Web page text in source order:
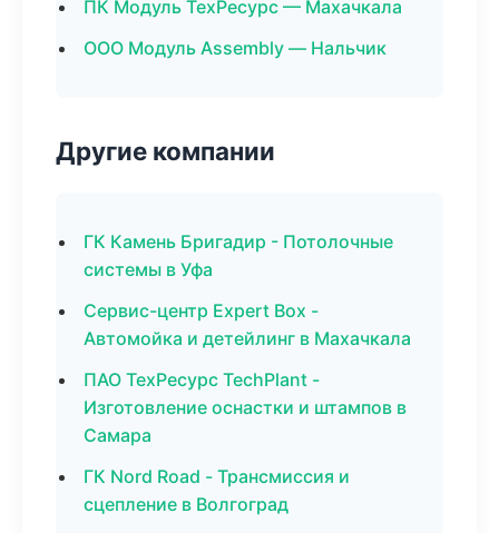
ПК Модуль ТехРесурс — Махачкала
ООО Модуль Assembly — Нальчик
Другие компании
ГК Камень Бригадир - Потолочные
системы в Уфа
Сервис-центр Expert Box -
Автомойка и детейлинг в Махачкала
ПАО ТехРесурс TechPlant -
Изготовление оснастки и штампов в
Самара
ГК Nord Road - Трансмиссия и
сцепление в Волгоград